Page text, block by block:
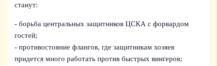
станут:
- борьба центральных защитников ЦСКА с форвардом
гостей;
- противостояние флангов, где защитникам хозяев
придется много работать против быстрых вингеров;